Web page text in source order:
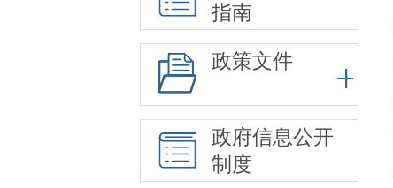
指南
政策文件
政府信息公开
制度